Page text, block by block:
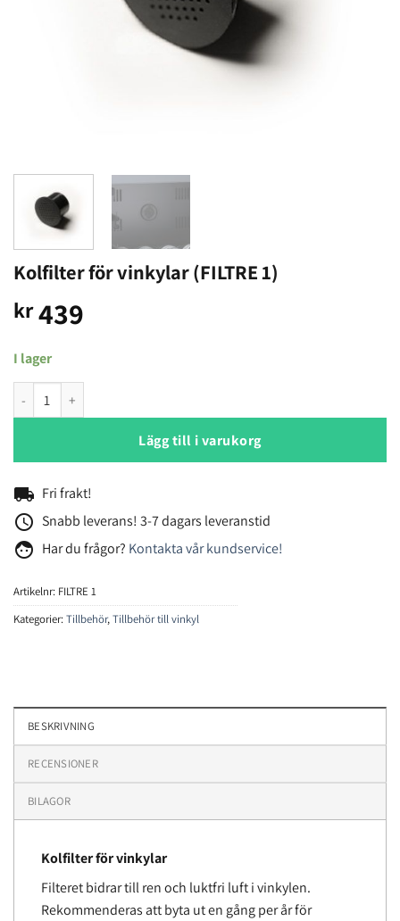
Kolfilter för vinkylar (FILTRE 1)
kr439
I lager
Kolfilter för vinkylar (FILTRE 1) mängd
Lägg till i varukorg
local_shipping Fri frakt!
access_time Snabb leverans! 3-7 dagars leveranstid
face Har du frågor? Kontakta vår kundservice!
Artikelnr: FILTRE 1
Kategorier:Tillbehör,Tillbehör till vinkyl
BESKRIVNING
RECENSIONER
BILAGOR
Kolfilter för vinkylar
Filteret bidrar till ren och luktfri luft i vinkylen.
Rekommenderas att byta ut en gång per år för